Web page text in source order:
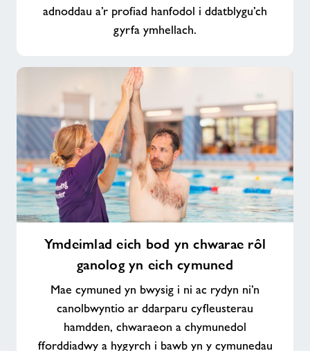
adnoddau a’r profiad hanfodol i ddatblygu’ch
gyrfa ymhellach.
chwarae
Ymdeimlad eich bod yn chwarae rôl
ganolog yn eich cymuned
Mae cymuned yn bwysig i ni ac rydyn ni’n
canolbwyntio ar ddarparu cyfleusterau
hamdden, chwaraeon a chymunedol
fforddiadwy a hygyrch i bawb yn y cymunedau